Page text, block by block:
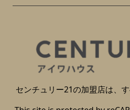
センチュリー21の加盟店は、